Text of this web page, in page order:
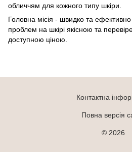
обличчям для кожного типу шкіри.
Головна місія - швидко та
проблем на шкірі якісною та
доступною ціною.
Контактна
Повна версія
© 2026